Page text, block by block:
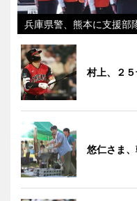
兵庫県警、熊本に支援部
村上、２
悠仁さま